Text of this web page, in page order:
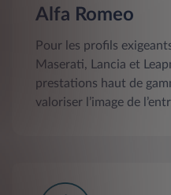
Alfa Romeo
Pour les profils
Maserati, Lancia et
prestations haut de
valoriser l’image de